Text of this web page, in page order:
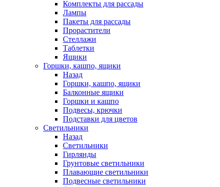
Комплекты для рассады
Лампы
Пакеты для рассады
Прорастители
Стеллажи
Таблетки
Ящики
Горшки, кашпо, ящики
Назад
Горшки, кашпо, ящики
Балконные ящики
Горшки и кашпо
Подвесы, крючки
Подставки для цветов
Светильники
Назад
Светильники
Гирлянды
Грунтовые светильники
Плавающие светильники
Подвесные светильники